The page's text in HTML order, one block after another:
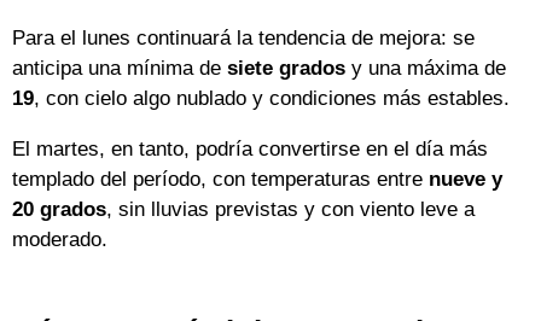
Para el lunes continuará la tendencia de mejora: se
anticipa una mínima de siete grados y una máxima de
19, con cielo algo nublado y condiciones más estables.
El martes, en tanto, podría convertirse en el día más
templado del período, con temperaturas entre nueve y
20 grados, sin lluvias previstas y con viento leve a
moderado.